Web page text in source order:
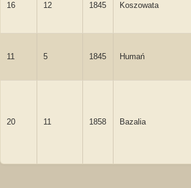
16 12 1845 Koszowata
11 5 1845 Humań
20 11 1858 Bazalia